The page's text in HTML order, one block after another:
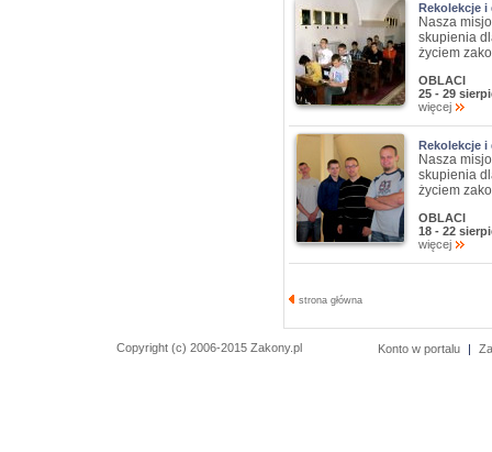
Rekolekcje
Nasza
skupienia
życiem
OBLACI
25 - 29
więcej
Rekolekcje
Nasza
skupienia
życiem
OBLACI
18 - 22
więcej
strona główna
Copyright (c) 2006-2015 Zakony.pl Konto w portalu |